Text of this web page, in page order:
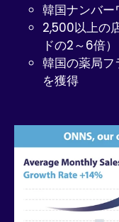
韓国ナンバー
2,500以上の
ドの2～6倍）
韓国の薬局
を獲得